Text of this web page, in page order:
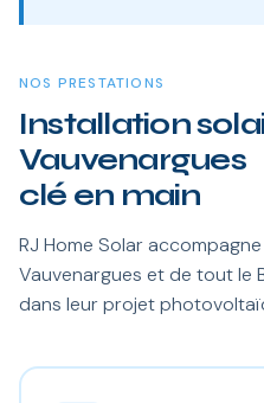
NOS PRESTATIONS
Installation
Vauvenargues
clé en main
RJ Home Solar
Vauvenargues et de tout le
dans leur projet